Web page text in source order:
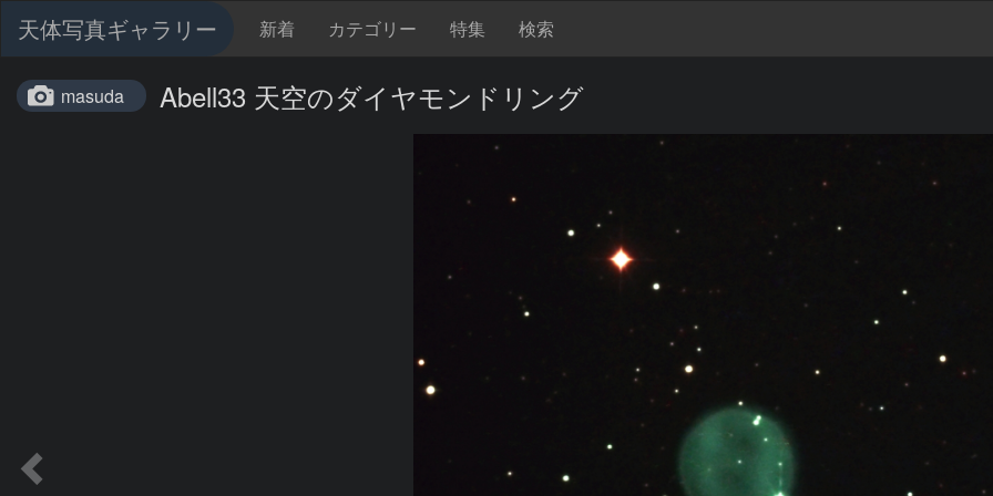
天体写真ギャラリー 新着 カテゴリー 特集 検索
masuda Abell33 天空のダイヤモンドリング